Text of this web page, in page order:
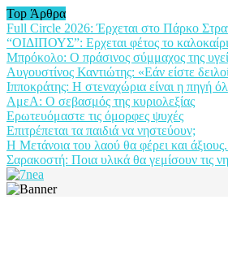
Top Άρθρα
Full Circle 2026: Έρχεται στο Πάρκο
“ΟΙΔΙΠΟΥΣ”: Ερχεται φέτος το
Μπρόκολο: Ο πράσινος σύμμαχος της
Αυγουστίνος Καντιώτης: «Εάν είστε
Ιπποκράτης: Η στεναχώρια είναι η πηγή
ΑμεΑ: Ο σεβασμός της κυριολεξίας
Ερωτευόμαστε τις όμορφες ψυχές
Επιτρέπεται τα παιδιά να νηστεύουν;
Η Μετάνοια του λαού θα φέρει και
Σαρακοστή: Ποια υλικά θα γεμίσουν τις